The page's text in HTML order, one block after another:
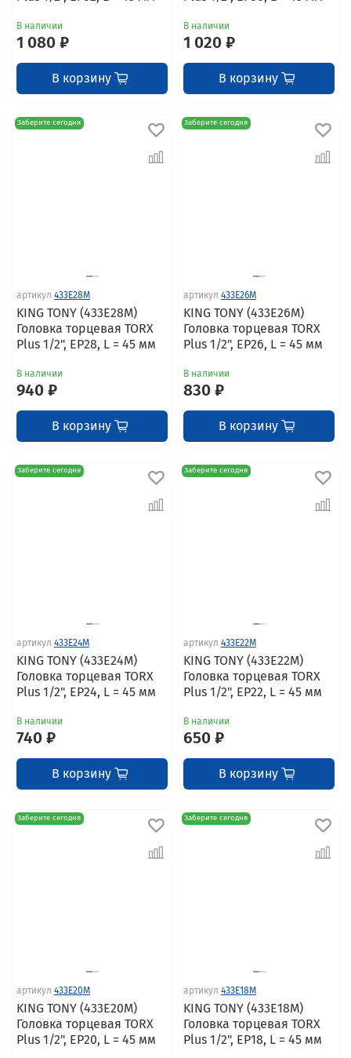
В наличии
1 080 ₽
В корзину
В наличии
1 020 ₽
В корзину
Заберите сегодня
артикул 433E28M
KING TONY (433E28M)
Головка торцевая TORX
Plus 1/2", EP28, L = 45 мм
В наличии
940 ₽
В корзину
Заберите сегодня
артикул 433E26M
KING TONY (433E26M)
Головка торцевая TORX
Plus 1/2", EP26, L = 45 мм
В наличии
830 ₽
В корзину
Заберите сегодня
артикул 433E24M
KING TONY (433E24M)
Головка торцевая TORX
Plus 1/2", EP24, L = 45 мм
В наличии
740 ₽
В корзину
Заберите сегодня
артикул 433E22M
KING TONY (433E22M)
Головка торцевая TORX
Plus 1/2", EP22, L = 45 мм
В наличии
650 ₽
В корзину
Заберите сегодня
артикул 433E20M
KING TONY (433E20M)
Головка торцевая TORX
Plus 1/2", EP20, L = 45 мм
Заберите сегодня
артикул 433E18M
KING TONY (433E18M)
Головка торцевая TORX
Plus 1/2", EP18, L = 45 мм